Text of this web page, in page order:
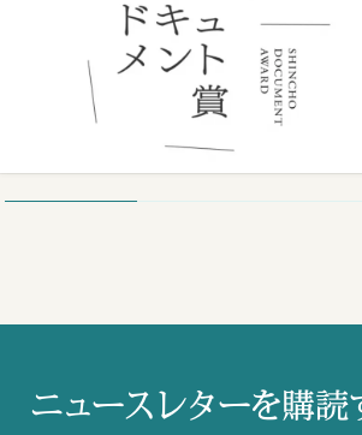
ニュースレターを購読